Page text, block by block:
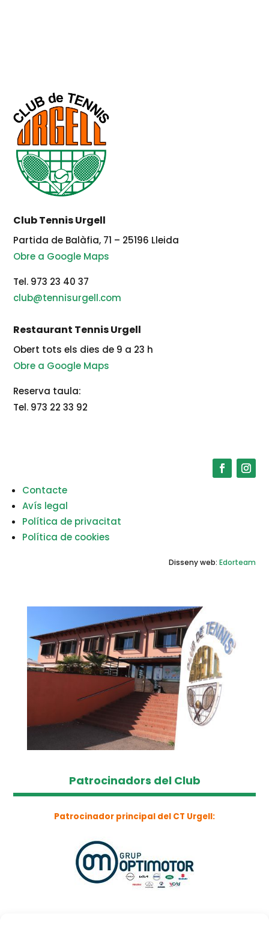
Club Tennis Urgell
Partida de Balàfia, 71 – 25196 Lleida
Obre a Google Maps
Tel. 973 23 40 37
club@tennisurgell.com
Restaurant Tennis Urgell
Obert tots els dies de 9 a 23 h
Obre a Google Maps
Reserva taula:
Tel. 973 22 33 92
Contacte
Avís legal
Política de privacitat
Política de cookies
Disseny web: Edorteam
Patrocinadors del Club
Patrocinador principal del CT Urgell: